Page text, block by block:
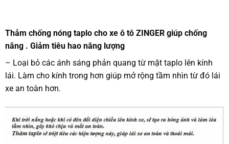
Thảm chống nóng taplo cho xe ô tô ZINGER giúp chống
nắng . Giảm tiêu hao năng lượng
– Loại bỏ các ánh sáng phản quang từ mặt taplo lên kính
lái. Làm cho kính trong hơn giúp mở rộng tầm nhìn từ đó lái
xe an toàn hơn.